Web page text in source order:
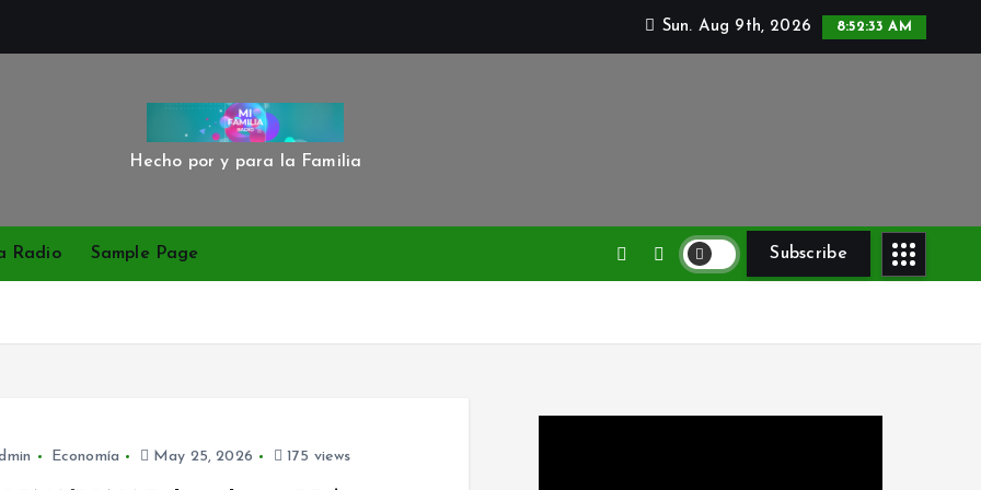
Sun. Aug 9th, 2026 8:52:34 AM
Hecho por y para la Familia
Radio Sample Page Subscribe
Economía May 25, 2026 175 views